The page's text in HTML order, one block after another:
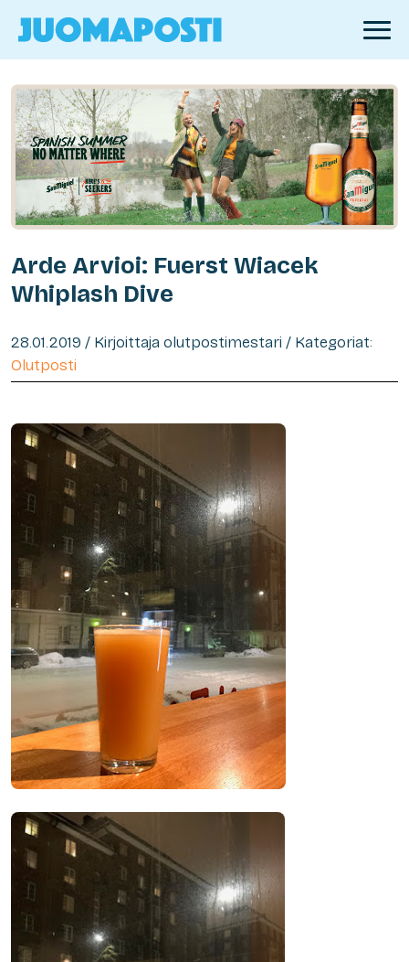
Arde Arvioi: Fuerst Wiacek
Whiplash Dive
28.01.2019 / Kirjoittaja olutpostimestari / Kategoriat:
Olutposti